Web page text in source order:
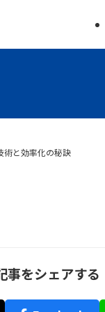
術と効率化の秘訣
事をシェアする